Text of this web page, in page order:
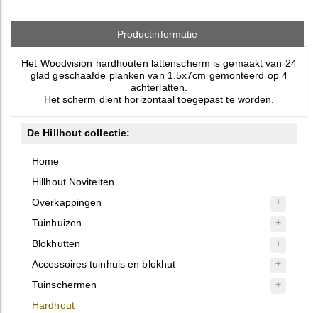
Productinformatie
Het Woodvision hardhouten lattenscherm is gemaakt van 24
glad geschaafde planken van 1.5x7cm gemonteerd op 4
achterlatten.
Het scherm dient horizontaal toegepast te worden.
De Hillhout collectie:
Home
Hillhout Noviteiten
Overkappingen
Tuinhuizen
Blokhutten
Accessoires tuinhuis en blokhut
Tuinschermen
Hardhout